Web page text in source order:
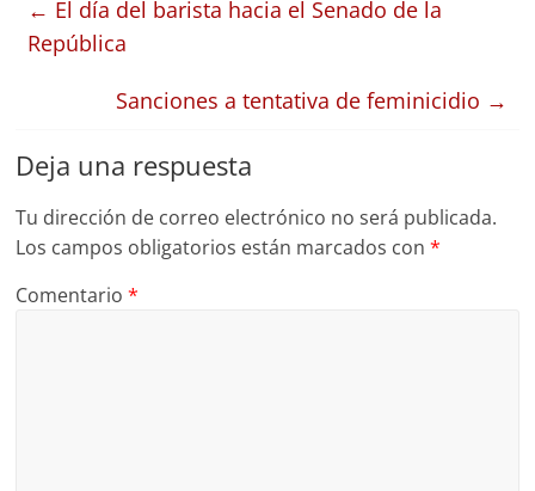
← El día del barista hacia el Senado de la
República
Sanciones a tentativa de feminicidio →
Deja una respuesta
Tu dirección de correo electrónico no será publicada.
Los campos obligatorios están marcados con*
Comentario*